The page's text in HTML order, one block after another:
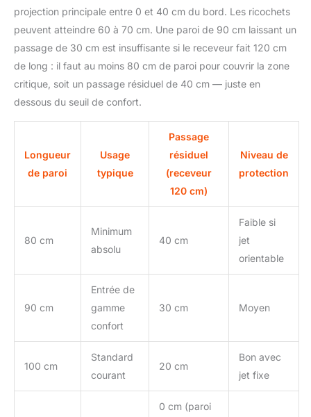
projection principale entre 0 et 40 cm du bord. Les ricochets
peuvent atteindre 60 à 70 cm. Une paroi de 90 cm laissant un
passage de 30 cm est insuffisante si le receveur fait 120 cm
de long : il faut au moins 80 cm de paroi pour couvrir la zone
critique, soit un passage résiduel de 40 cm — juste en
dessous du seuil de confort.
Longueur
de paroi
Usage
typique
Passage
résiduel
(receveur
120 cm)
Niveau de
protection
80 cm
Minimum
absolu
40 cm
Faible si
jet
orientable
90 cm
Entrée de
gamme
confort
30 cm Moyen
100 cm
Standard
courant
20 cm
Bon avec
jet fixe
0 cm (paroi